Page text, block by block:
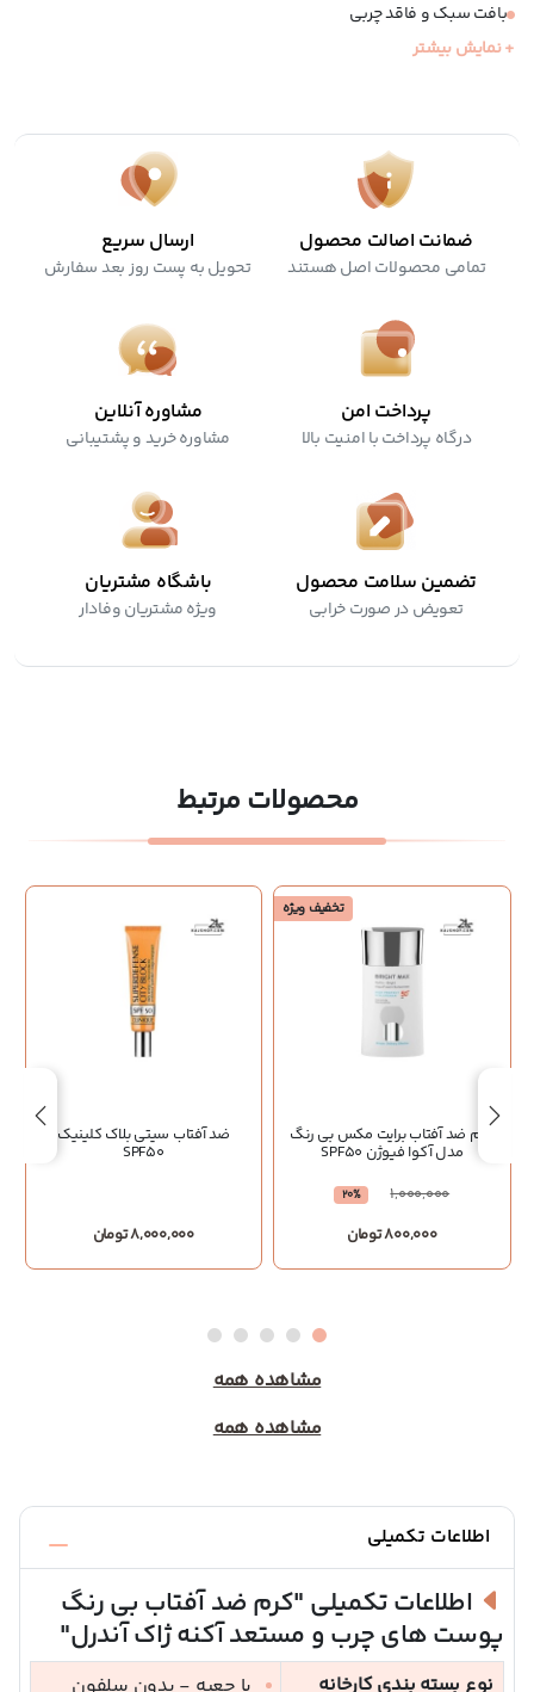
بافت سبک و فاقد چربی
جلوه مات
+ نمایش بیشتر
ضمانت اصالت محصول
تمامی محصولات اصل هستند
ارسال سریع
تحویل به پست روز بعد سفارش
پرداخت امن
درگاه پرداخت با امنیت بالا
مشاوره آنلاین
مشاوره خرید و پشتیبانی
تضمین سلامت محصول
تعویض در صورت خرابی
باشگاه مشتریان
ویژه مشتریان وفادار
محصولات مرتبط
تخفیف ویژه
کرم ضد آفتاب برایت مکس بی رنگ
مدل آکوا فیوژن SPF50
1,000,000
20%
800,000 تومان
ضد آفتاب سیتی بلاک کلینیک
SPF50
8,000,000 تومان
مشاهده همه
مشاهده همه
اطلاعات تکمیلی
اطلاعات تکمیلی "کرم ضد آفتاب بی رنگ
پوست های چرب و مستعد آکنه ژاک آندرل"
نوع بسته بندی کارخانه